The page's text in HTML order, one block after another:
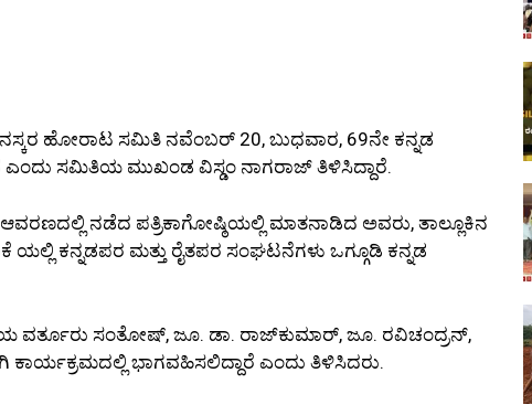
ಹೋರಾಟ ಸಮಿತಿ ನವೆಂಬರ್ 20, ಬುಧವಾರ, 69ನೇ ಕನ್ನಡ
ಸಮಿತಿಯ ಮುಖಂಡ ವಿಸ್ಡಂ ನಾಗರಾಜ್ ತಿಳಿಸಿದ್ದಾರೆ.
ನಡೆದ ಪತ್ರಿಕಾಗೋಷ್ಠಿಯಲ್ಲಿ ಮಾತನಾಡಿದ ಅವರು, ತಾಲ್ಲೂಕಿನ
ಕನ್ನಡಪರ ಮತ್ತು ರೈತಪರ ಸಂಘಟನೆಗಳು ಒಗ್ಗೂಡಿ ಕನ್ನಡ
ವರ್ತೂರು ಸಂತೋಷ್, ಜೂ. ಡಾ. ರಾಜ್‌ಕುಮಾರ್, ಜೂ. ರವಿಚಂದ್ರನ್,
ಭಾಗವಹಿಸಲಿದ್ದಾರೆ ಎಂದು ತಿಳಿಸಿದರು.